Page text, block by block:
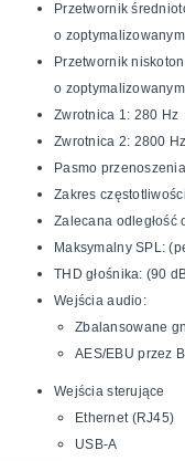
Przetwornik
o
Przetwornik
o
Zwrotnica 1: 280 Hz
Zwrotnica 2: 2800 Hz
Pasmo
Zakres
Zalecana odległość
Maksymalny SPL:
THD głośnika: (90
Wejścia audio:
Zbalansowane
AES/EBU przez
Wejścia sterujące
Ethernet (RJ45)
USB-A